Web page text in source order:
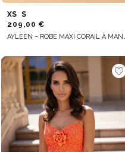
XS S
209,00 €
AYLEEN – ROBE MAXI CORAIL À MANCHE ORNÉE